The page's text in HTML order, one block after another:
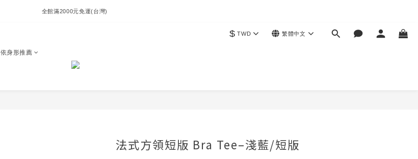
全館滿2000元免運(台灣)
$ TWD 繁體中文
依身形推薦
法式方領短版 Bra Tee–淺藍/短版